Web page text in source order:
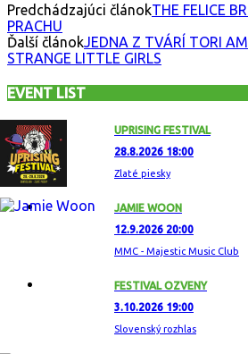
Predchádzajúci článokTHE FELICE
PRACHU
Ďalší článok JEDNA Z TVÁRÍ TORI
STRANGE LITTLE GIRLS
EVENT LIST
UPRISING FESTIVAL
28.8.2026 18:00
Zlaté piesky
JAMIE WOON
12.9.2026 20:00
MMC - Majestic Music Club
FESTIVAL OZVENY
3.10.2026 19:00
Slovenský rozhlas